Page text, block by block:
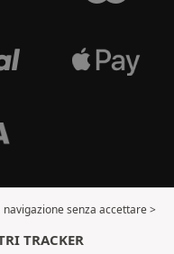
navigazione senza accettare >
TRACKER